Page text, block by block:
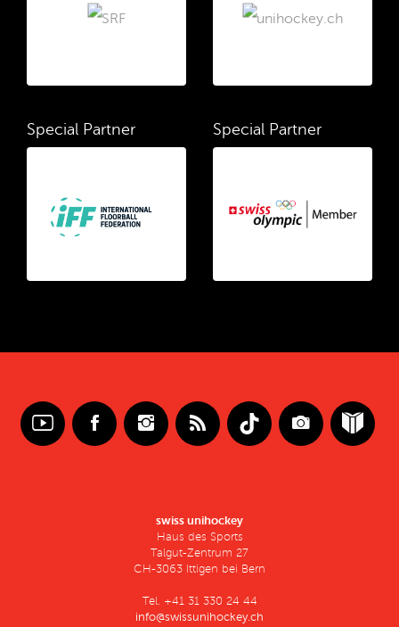
Special Partner Special Partner
swiss unihockey
Haus des Sports
Talgut-Zentrum 27
CH-3063 Ittigen bei Bern
Tel. +41 31 330 24 44
info@swissunihockey.ch